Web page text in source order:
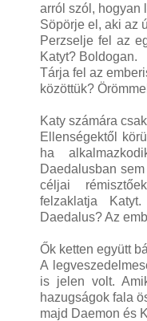
arról szól, hogyan
Söpörje el, aki az
Perzselje fel az
Katyt? Boldogan.
Tárja fel az
közöttük?
Katy számára
Ellenségektől
ha
Daedalusban
céljai
felzaklatja
Daedalus? Az
Ők ketten együtt
A
is jelen volt.
hazugságok fala
majd Daemon és